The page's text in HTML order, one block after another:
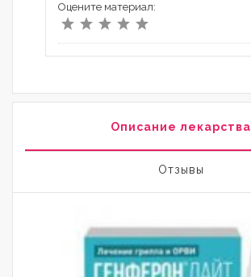
Оцените материал:
Описание лекарства
Отзывы